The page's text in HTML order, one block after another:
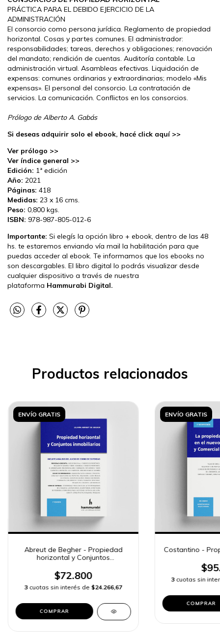
PRÁCTICA PARA EL DEBIDO EJERCICIO DE LA
ADMINISTRACIÓN
El consorcio como persona jurídica. Reglamento de propiedad
horizontal. Cosas y partes comunes. El administrador:
responsabilidades; tareas, derechos y obligaciones; renovación
del mandato; rendición de cuentas. Auditoría contable. La
administración virtual. Asambleas efectivas. Liquidación de
expensas: comunes ordinarias y extraordinarias; modelo «Mis
expensas». El personal del consorcio. La contratación de
servicios. La comunicación. Conflictos en los consorcios.
Prólogo de Alberto A. Gabás
Si deseas adquirir solo el ebook, hacé click aquí >>
Ver prólogo >>
Ver índice general >>
Edición: 1ª edición
Año: 2021
Páginas: 418
Medidas: 23 x 16 cms.
Peso: 0,800 kgs.
ISBN: 978-987-805-012-6
Importante: Si elegís la opción libro + ebook, dentro de las 48
hs. te estaremos enviando vía mail la habilitación para que
puedas acceder al ebook. Te informamos que los ebooks no
son descargables. El libro digital lo podrás visualizar desde
cualquier dispositivo a través de nuestra
plataforma Hammurabi Digital.
Productos relacionados
ENVÍO GRATIS
Abreut de Begher - Propiedad
horizontal y Conjuntos
$72.800
3 cuotas sin interés de $24.266,67
COMPRAR
ENVÍO GRATIS
Costantino -
3 cuotas sin
COMPRAR